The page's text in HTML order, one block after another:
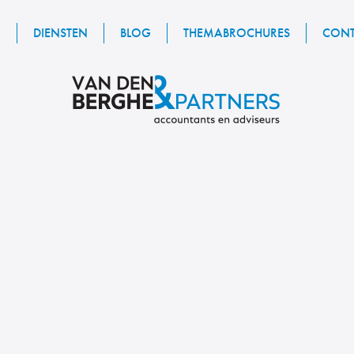
DIENSTEN BLOG THEMABROCHURES